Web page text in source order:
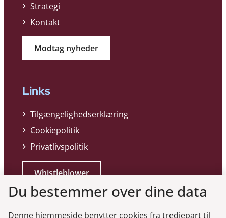
Strategi
Kontakt
Modtag nyheder
Links
Tilgængelighedserklæring
Cookiepolitik
Privatlivspolitik
Whistleblower
Du bestemmer over dine data
Denne hjemmeside benytter cookies fra tredjepart til